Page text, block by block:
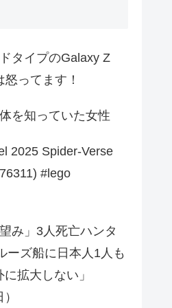
タイプのGalaxy Z
ってます！
を知っていた女性
2025 Spider-Verse
#lego
み」3人死亡ハンタ
ーズ船に日本人1人も
拡大しない」